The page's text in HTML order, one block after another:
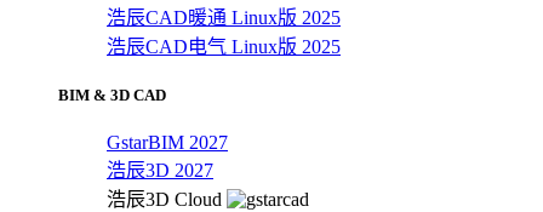
浩辰CAD暖通 Linux版 2025
浩辰CAD电气 Linux版 2025
BIM & 3D CAD
GstarBIM 2027
浩辰3D 2027
浩辰3D Cloud